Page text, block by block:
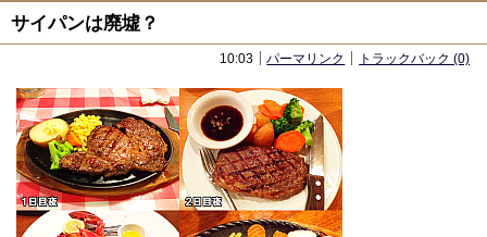
サイパンは廃墟？
10:03 パーマリンク トラックバック (0)
「卓球部」
「全国セミナー開始！」